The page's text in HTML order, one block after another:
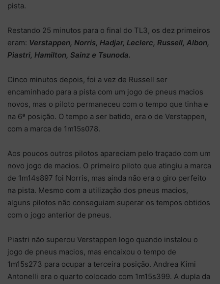
pista.
Restando 25 minutos para o final do TL3, os dez primeiros
eram: Verstappen, Norris, Hadjar, Leclerc, Russell, Albon,
Piastri, Hamilton, Sainz e Tsunoda.
Cinco minutos depois, foi a vez de Russell ser
encaminhado para a pista com um jogo de pneus macios
novos, mas o piloto permaneceu com o tempo que tinha e
na 6ª posição. O tempo a ser batido, era o de Verstappen,
com a marca de 1m15s078.
Aos poucos outros pilotos apareciam pelo traçado com um
novo jogo de macios. O primeiro piloto que atingiu a marca
de 1m14s897 foi Norris, mas ainda não era o giro perfeito
na pista. Mesmo com a utilização dos pneus macios,
alguns pilotos não conseguiam superar os tempos obtidos
com o jogo anterior de pneus.
Piastri não superou Verstappen logo quando instalou o
jogo de pneus macios, mas encaixou o tempo de
1m15s273 para ocupar a terceira posição. Andrea Kimi
Antonelli era o quarto colocado com 1m15s399. A dupla da